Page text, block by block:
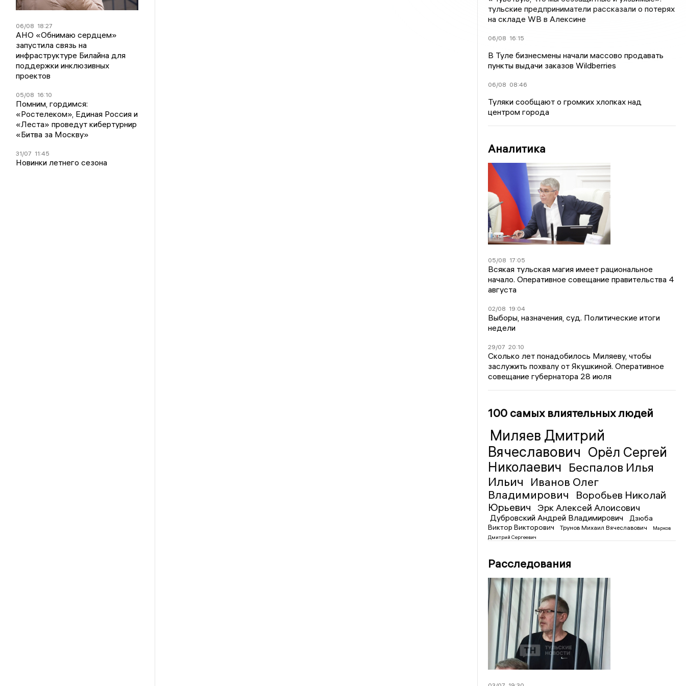
06/08 18:27
АНО «Обнимаю сердцем»
запустила связь на
инфраструктуре Билайна для
поддержки инклюзивных
проектов
05/08 16:10
Помним, гордимся:
«Ростелеком», Единая Россия и
«Леста» проведут кибертурнир
«Битва за Москву»
31/07 11:45
Новинки летнего сезона
тульские предприниматели рассказали о потерях
на складе WB в Алексине
06/08 16:15
В Туле бизнесмены начали массово продавать
пункты выдачи заказов Wildberries
06/08 08:46
Туляки сообщают о громких хлопках над
центром города
Аналитика
05/08 17:05
Всякая тульская магия имеет рациональное
начало. Оперативное совещание правительства 4
августа
02/08 19:04
Выборы, назначения, суд. Политические итоги
недели
29/07 20:10
Сколько лет понадобилось Миляеву, чтобы
заслужить похвалу от Якушкиной. Оперативное
совещание губернатора 28 июля
100 самых влиятельных людей
Миляев Дмитрий
Вячеславович Орёл Сергей
Николаевич Беспалов Илья
Ильич
Иванов Олег
Владимирович
Воробьев Николай
Юрьевич
Эрк Алексей Алоисович
Дубровский Андрей Владимирович
Дзюба
Виктор Викторович
Трунов Михаил Вячеславович
Марков
Дмитрий Сергеевич
Расследования